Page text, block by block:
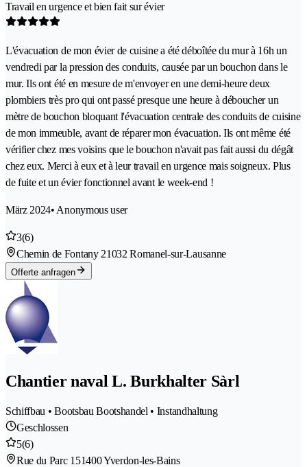
Travail en urgence et bien fait sur évier
L'évacuation de mon évier de cuisine a été déboîtée du mur à 16h un
vendredi par la pression des conduits, causée par un bouchon dans le
mur. Ils ont été en mesure de m'envoyer en une demi-heure deux
plombiers très pro qui ont passé presque une heure à déboucher un
mètre de bouchon bloquant l'évacuation centrale des conduits de cuisine
de mon immeuble, avant de réparer mon évacuation. Ils ont même été
vérifier chez mes voisins que le bouchon n'avait pas fait aussi du dégât
chez eux. Merci à eux et à leur travail en urgence mais soigneux. Plus
de fuite et un évier fonctionnel avant le week-end !
März 2024• Anonymous user
3(6)
Chemin de Fontany 21032 Romanel-sur-Lausanne
Offerte anfragen
Chantier naval L. Burkhalter Sàrl
Schiffbau • Bootsbau Bootshandel • Instandhaltung
Geschlossen
5(6)
Rue du Parc 151400 Yverdon-les-Bains